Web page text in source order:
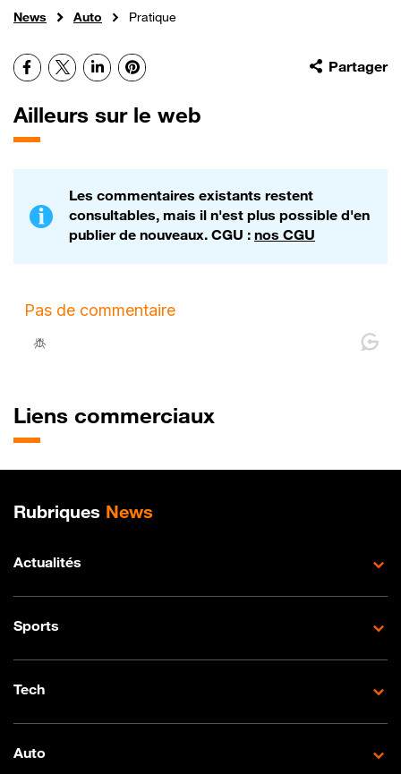
News Auto Pratique
Partager
Facebook
X LinkedInPinterest
Ailleurs sur le web
Les commentaires existants restent
consultables, mais il n'est plus possible d'en
publier de nouveaux. CGU : nos CGU
Liens commerciaux
Plan de site
Rubriques News
Actualités
Sports
Tech
Auto